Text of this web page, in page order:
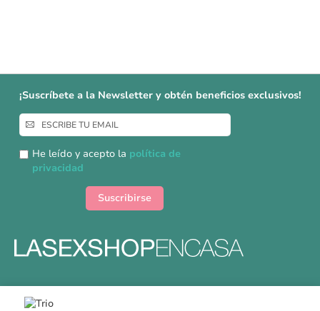
¡Suscríbete a la Newsletter y obtén beneficios exclusivos!
Inscríbase
a
nuestro
boletín
He leído y acepto la política de
privacidad
Suscribirse